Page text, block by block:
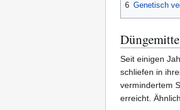
6 Genetisch
Seit einigen
schliefen in
vermindertem
erreicht.